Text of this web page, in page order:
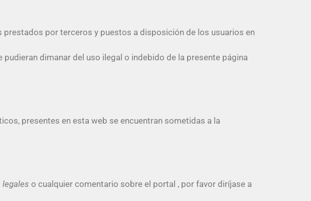
por terceros y puestos a disposición de los usuarios en
dimanar del uso ilegal o indebido de la presente página
presentes en esta web se encuentran sometidas a la
legales o cualquier comentario sobre el portal , por favor diríjase a